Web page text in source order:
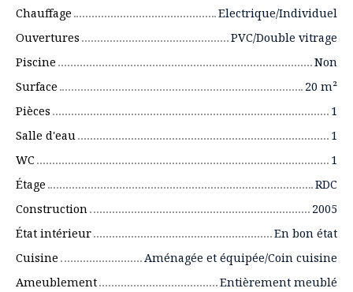
Chauffage
Electrique/Individuel
Ouvertures
PVC/Double vitrage
Piscine
Non
Surface
20 m²
Pièces
1
Salle d'eau
1
WC
1
Étage
RDC
Construction
2005
État intérieur
En bon état
Cuisine
Aménagée et équipée/Coin cuisine
Ameublement
Entièrement meublé